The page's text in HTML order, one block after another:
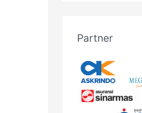
Partner